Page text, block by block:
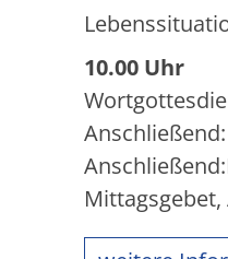
10.00 Uhr
Anschließend:
Anschließend: